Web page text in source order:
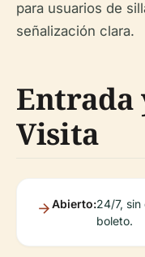
para usuarios de
señalización clara.
Entrada
Visita
Abierto:24/7,
boleto.